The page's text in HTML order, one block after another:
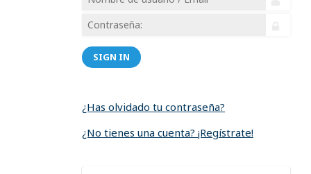
SIGN IN
¿Has olvidado tu contraseña?
¿No tienes una cuenta? ¡Regístrate!